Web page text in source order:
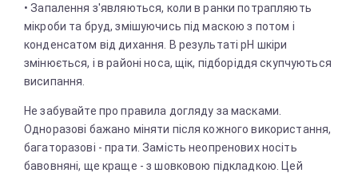
• Запалення з'являються, коли в ранки потрапляють
мікроби та бруд, змішуючись під маскою з потом і
конденсатом від дихання. В результаті pH шкіри
змінюється, і в районі носа, щік, підборіддя скупчуються
висипання.
Не забувайте про правила догляду за масками.
Одноразові бажано міняти після кожного використання,
багаторазові - прати. Замість неопренових носіть
бавовняні, ще краще - з шовковою підкладкою. Цей